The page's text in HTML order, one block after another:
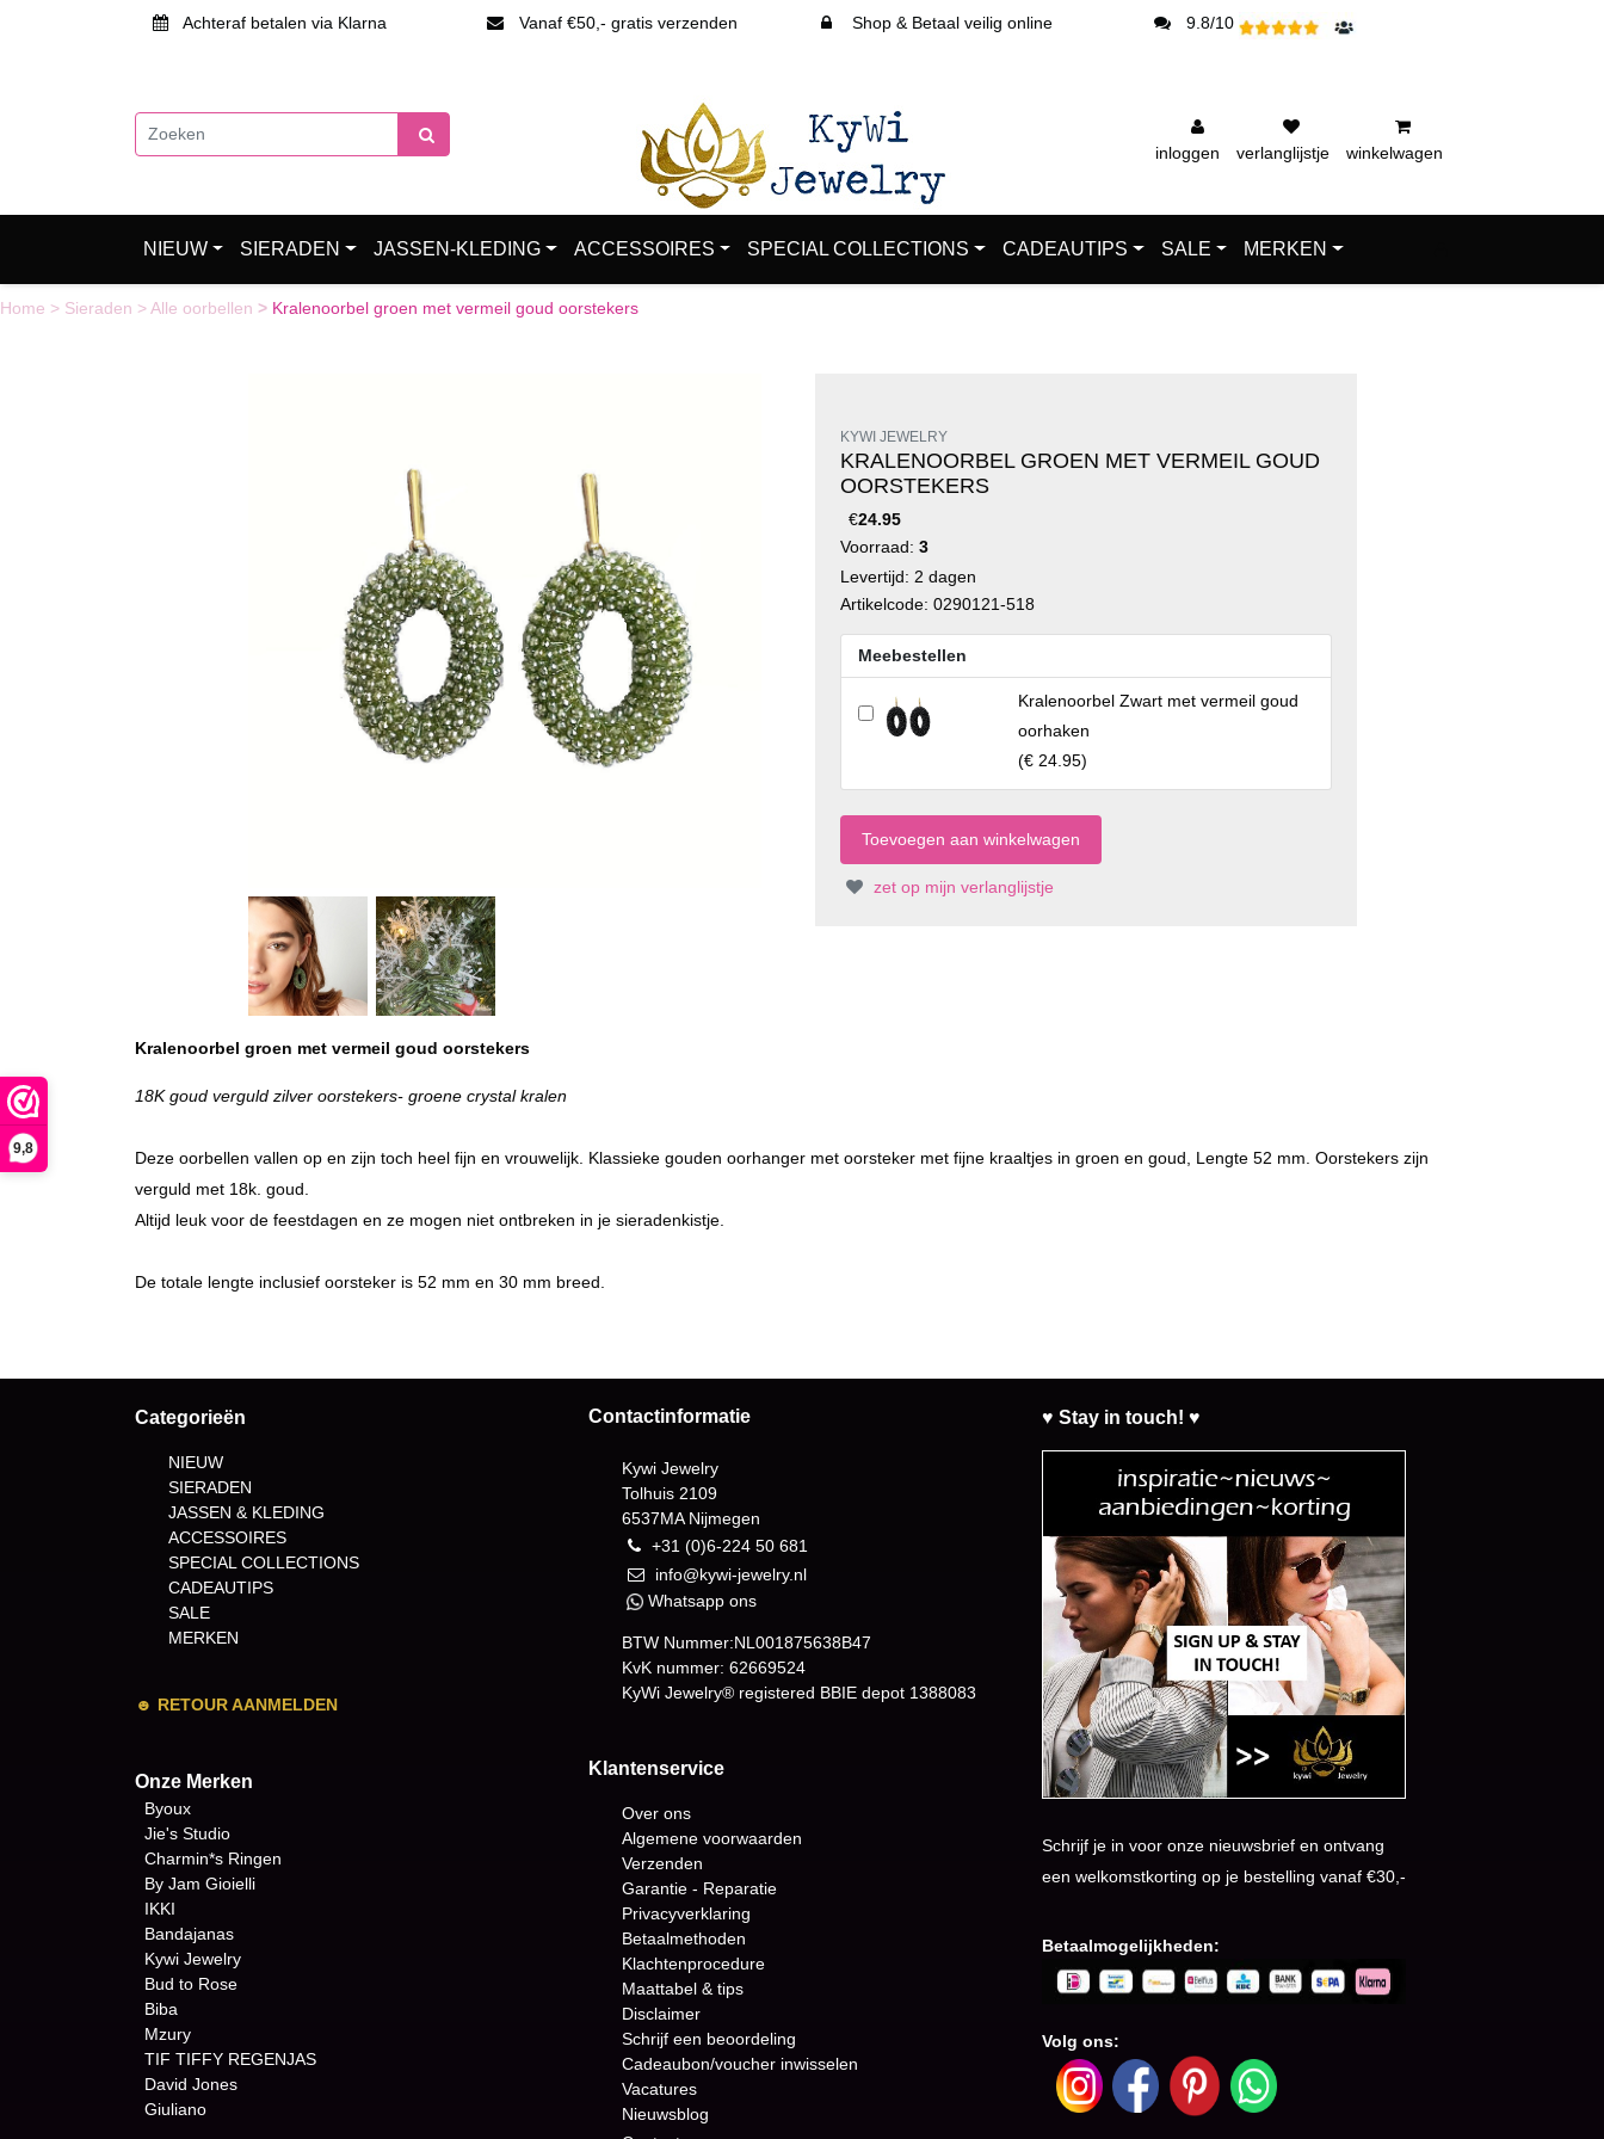
9,8
Achteraf betalen via Klarna Vanaf €50,- gratis verzenden Shop & Betaal veilig online 9.8/10
inloggen verlanglijstje winkelwagen
NIEUW SIERADEN JASSEN-KLEDING ACCESSOIRES SPECIAL COLLECTIONS CADEAUTIPS SALE MERKEN
Home > Sieraden >Alle oorbellen > Kralenoorbel groen met vermeil goud oorstekers
KYWI JEWELRY
KRALENOORBEL GROEN MET VERMEIL GOUD
OORSTEKERS
€24.95
Voorraad: 3
Levertijd: 2 dagen
Artikelcode: 0290121-518
Meebestellen
Kralenoorbel Zwart met vermeil goud
oorhaken
(€ 24.95)
zet op mijn verlanglijstje
Kralenoorbel groen met vermeil goud oorstekers
18K goud verguld zilver oorstekers- groene crystal kralen
Deze oorbellen vallen op en zijn toch heel fijn en vrouwelijk. Klassieke gouden oorhanger met oorsteker met fijne kraaltjes in groen en goud, Lengte 52 mm. Oorstekers zijn
verguld met 18k. goud.
Altijd leuk voor de feestdagen en ze mogen niet ontbreken in je sieradenkistje.
De totale lengte inclusief oorsteker is 52 mm en 30 mm breed.
Categorieën
NIEUW
SIERADEN
JASSEN & KLEDING
ACCESSOIRES
SPECIAL COLLECTIONS
CADEAUTIPS
SALE
MERKEN
☻ RETOUR AANMELDEN
Onze Merken
Byoux
Jie's Studio
Charmin*s Ringen
By Jam Gioielli
IKKI
Bandajanas
Kywi Jewelry
Bud to Rose
Biba
Mzury
TIF TIFFY REGENJAS
David Jones
Giuliano
Contactinformatie
Kywi Jewelry
Tolhuis 2109
6537MA Nijmegen
+31 (0)6-224 50 681
info@kywi-jewelry.nl
Whatsapp ons
BTW Nummer:NL001875638B47
KvK nummer: 62669524
KyWi Jewelry® registered BBIE depot 1388083
Klantenservice
Over ons
Algemene voorwaarden
Verzenden
Garantie - Reparatie
Privacyverklaring
Betaalmethoden
Klachtenprocedure
Maattabel & tips
Disclaimer
Schrijf een beoordeling
Cadeaubon/voucher inwisselen
Vacatures
Nieuwsblog
♥ Stay in touch! ♥
Schrijf je in voor onze nieuwsbrief en ontvang
een welkomstkorting op je bestelling vanaf €30,-
Betaalmogelijkheden:
Volg ons: